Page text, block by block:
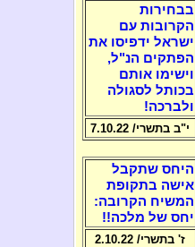
בבחירות
הקרובות עם
ישראל ידפיסו את
הפתקים הנ"ל,
וישימו אותם
בכותל לסגולה
ולברכה!
י"ב בתשרי/ 7.10.22
היחס שתקבל
אישה בתקופת
המשיח הקרובה:
יחס של מלכה!!
ז' בתשרי/ 2.10.22